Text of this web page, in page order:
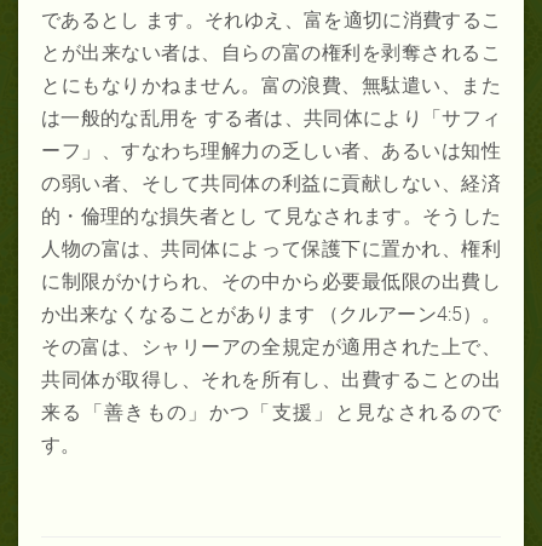
であるとし ます。それゆえ、富を適切に消費するこ
とが出来ない者は、自らの富の権利を剥奪されるこ
とにもなりかねません。富の浪費、無駄遣い、また
は一般的な乱用を する者は、共同体により「サフィ
ーフ」、すなわち理解力の乏しい者、あるいは知性
の弱い者、そして共同体の利益に貢献しない、経済
的・倫理的な損失者とし て見なされます。そうした
人物の富は、共同体によって保護下に置かれ、権利
に制限がかけられ、その中から必要最低限の出費し
か出来なくなることがあります （クルアーン4:5）。
その富は、シャリーアの全規定が適用された上で、
共同体が取得し、それを所有し、出費することの出
来る「善きもの」かつ「支援」と見なされるので
す。